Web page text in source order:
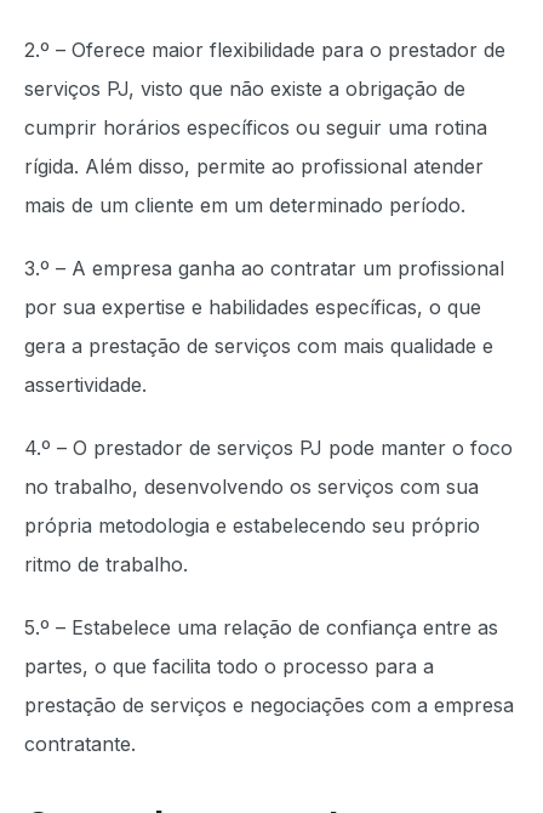
2.º – Oferece maior flexibilidade para o prestador de
serviços PJ, visto que não existe a obrigação de
cumprir horários específicos ou seguir uma rotina
rígida. Além disso, permite ao profissional atender
mais de um cliente em um determinado período.
3.º – A empresa ganha ao contratar um profissional
por sua expertise e habilidades específicas, o que
gera a prestação de serviços com mais qualidade e
assertividade.
4.º – O prestador de serviços PJ pode manter o foco
no trabalho, desenvolvendo os serviços com sua
própria metodologia e estabelecendo seu próprio
ritmo de trabalho.
5.º – Estabelece uma relação de confiança entre as
partes, o que facilita todo o processo para a
prestação de serviços e negociações com a empresa
contratante.